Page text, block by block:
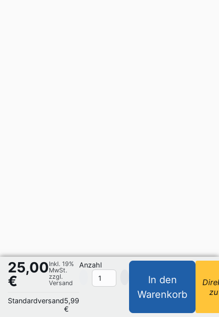
25,00
€
Inkl. 19%
MwSt.
zzgl.
Versand
Standardversand5,99
€
Anzahl
In den
Warenkorb
zu